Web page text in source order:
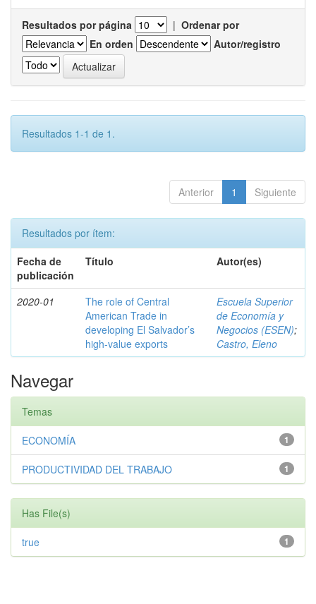
Resultados por página | Ordenar por
En orden
Autor/registro
Resultados 1-1 de 1.
Anterior 1 Siguiente
Resultados por ítem:
Fecha de
publicación
Título Autor(es)
2020-01
The role of Central
American Trade in
developing El Salvador’s
high-value exports
Escuela Superior
de Economía y
Negocios (ESEN);
Castro, Eleno
Navegar
Temas
1
ECONOMÍA
1
PRODUCTIVIDAD DEL TRABAJO
Has File(s)
1
true